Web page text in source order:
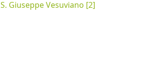
S. Giuseppe Vesuviano [2]